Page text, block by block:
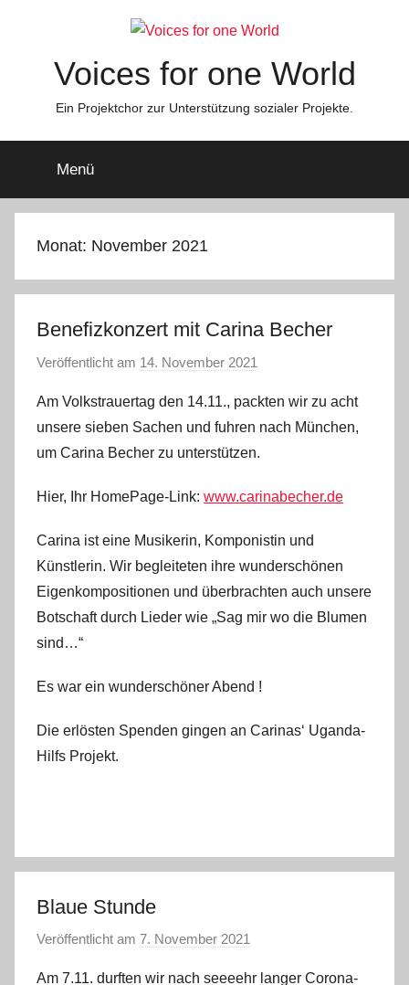
springenVoices for one World
Ein Projektchor zur Unterstützung sozialer Projekte.
Menü
Monat: November 2021
Benefizkonzert mit Carina Becher
Veröffentlicht am 14. November 2021
n
s
t
f
o
Am Volkstrauertag den 14.11., packten wir zu acht
unsere sieben Sachen und fuhren nach München,
um Carina Becher zu unterstützen.
Hier, Ihr HomePage-Link: www.carinabecher.de
Carina ist eine Musikerin, Komponistin und
Künstlerin. Wir begleiteten ihre wunderschönen
Eigenkompositionen und überbrachten auch unsere
Botschaft durch Lieder wie „Sag mir wo die Blumen
sind…“
Es war ein wunderschöner Abend !
Die erlösten Spenden gingen an Carinas‘ Uganda-
Hilfs Projekt.
Blaue Stunde
Veröffentlicht am 7. November 2021
Am 7.11. durften wir nach seeeehr langer Corona-